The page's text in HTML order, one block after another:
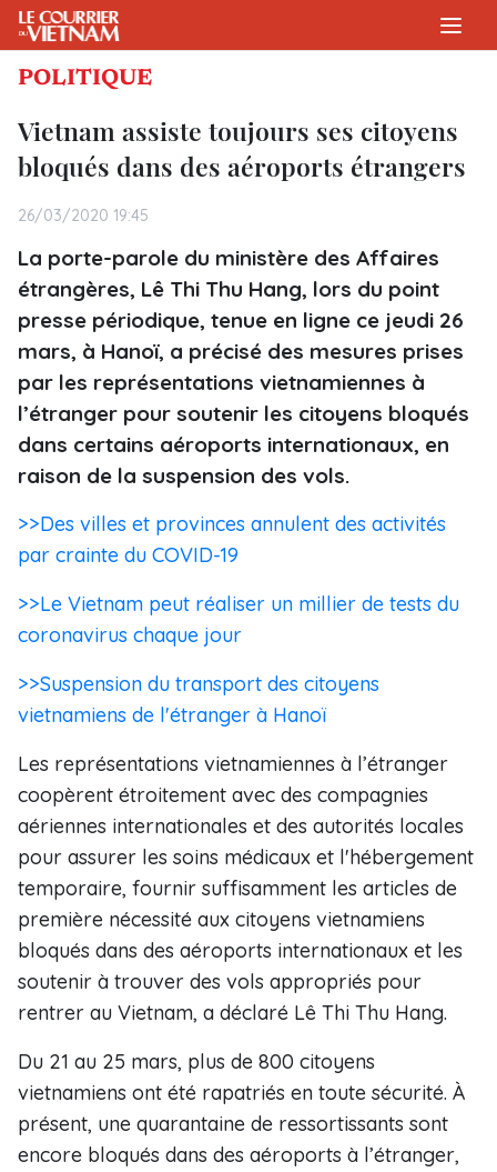
POLITIQUE
Vietnam assiste toujours ses citoyens
bloqués dans des aéroports étrangers
26/03/2020 19:45
La porte-parole du ministère des Affaires
étrangères, Lê Thi Thu Hang, lors du point
presse périodique, tenue en ligne ce jeudi 26
mars, à Hanoï, a précisé des mesures prises
par les représentations vietnamiennes à
l’étranger pour soutenir les citoyens bloqués
dans certains aéroports internationaux, en
raison de la suspension des vols.
>>Des villes et provinces annulent des activités
par crainte du COVID-19
>>Le Vietnam peut réaliser un millier de tests du
coronavirus chaque jour
>>Suspension du transport des citoyens
vietnamiens de l'étranger à Hanoï
Les représentations vietnamiennes à l’étranger
coopèrent étroitement avec des compagnies
aériennes internationales et des autorités locales
pour assurer les soins médicaux et l'hébergement
temporaire, fournir suffisamment les articles de
première nécessité aux citoyens vietnamiens
bloqués dans des aéroports internationaux et les
soutenir à trouver des vols appropriés pour
rentrer au Vietnam, a déclaré Lê Thi Thu Hang.
Du 21 au 25 mars, plus de 800 citoyens
vietnamiens ont été rapatriés en toute sécurité. À
présent, une quarantaine de ressortissants sont
encore bloqués dans des aéroports à l’étranger,